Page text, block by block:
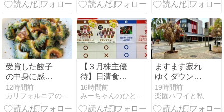
家族の難しい
和の定番。
受賞した餃子
の中身に感心/
待ち焦がれる
12時間前
カリフォルニアのばあさんブログ
【３月株主優
待】日清食品
ホールディン
グスの優待品♦
自社グループ
16時間前
ますます寂れ
ゆくダウンタ
ウン
19時間前
楽園ハワイと私